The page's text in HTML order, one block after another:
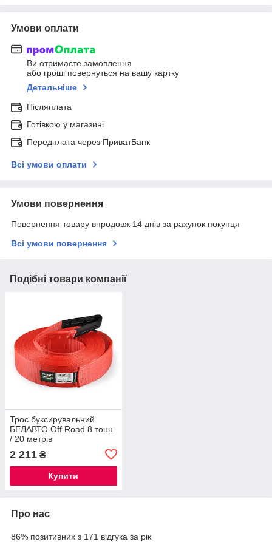
Умови оплати
Ви отримаєте замовлення
або гроші повернуться на вашу картку
Детальніше
Післяплата
Готівкою у магазині
Передплата через ПриватБанк
Всі умови оплати
Умови повернення
Повернення товару впродовж 14 днів за рахунок покупця
Всі умови повернення
Подібні товари компанії
Трос буксирувальний
БЕЛАВТО Off Road 8 тонн
/ 20 метрів
2 211 ₴
Купити
Про нас
86% позитивних з 171 відгука за рік